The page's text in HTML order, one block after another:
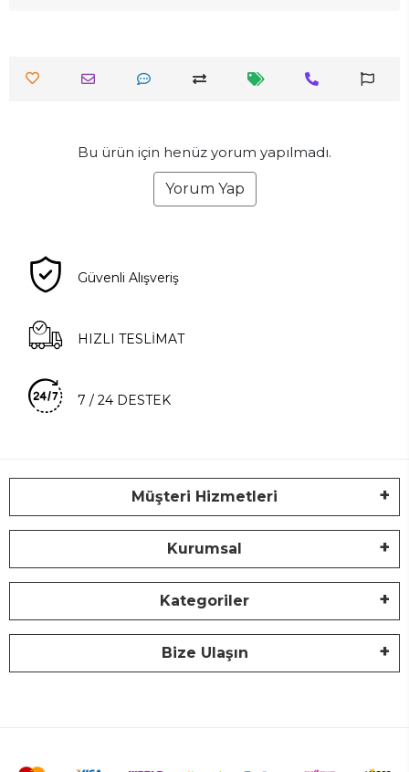
Bu ürün için henüz yorum yapılmadı.
Yorum Yap
Güvenli Alışveriş
HIZLI TESLİMAT
7 / 24 DESTEK
Müşteri Hizmetleri
Kurumsal
Kategoriler
Bize Ulaşın